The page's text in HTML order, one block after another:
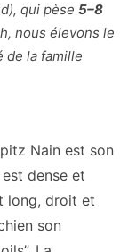
qui pèse 5–8
nous élevons le
de la famille
Nain est son
dense et
long, droit et
son